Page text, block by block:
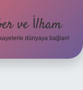
ve İlham
dünyaya bağlan!